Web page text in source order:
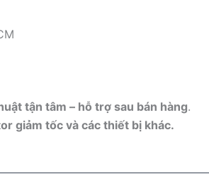
tận tâm – hỗ trợ sau bán hàng.
giảm tốc và các thiết bị khác.